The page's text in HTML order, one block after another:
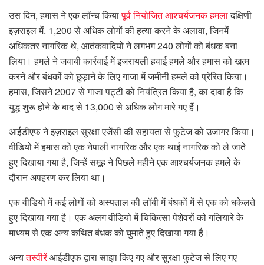
उस दिन, हमास ने एक लॉन्च कियापूर्व नियोजित आश्चर्यजनक हमलादक्षिणी
इज़राइल में. 1,200 से अधिक लोगों की हत्या करने के अलावा, जिनमें
अधिकतर नागरिक थे, आतंकवादियों ने लगभग 240 लोगों को बंधक बना
लिया। हमले ने जवाबी कार्रवाई में इजरायली हवाई हमले और हमास को खत्म
करने और बंधकों को छुड़ाने के लिए गाजा में जमीनी हमले को प्रेरित किया।
हमास, जिसने 2007 से गाजा पट्टी को नियंत्रित किया है, का दावा है कि
युद्ध शुरू होने के बाद से 13,000 से अधिक लोग मारे गए हैं।
आईडीएफ ने इज़राइल सुरक्षा एजेंसी की सहायता से फुटेज को उजागर किया।
वीडियो में हमास को एक नेपाली नागरिक और एक थाई नागरिक को ले जाते
हुए दिखाया गया है, जिन्हें समूह ने पिछले महीने एक आश्चर्यजनक हमले के
दौरान अपहरण कर लिया था।
एक वीडियो में कई लोगों को अस्पताल की लॉबी में बंधकों में से एक को धकेलते
हुए दिखाया गया है। एक अलग वीडियो में चिकित्सा पेशेवरों को गलियारे के
माध्यम से एक अन्य कथित बंधक को घुमाते हुए दिखाया गया है।
अन्यतस्वीरेंआईडीएफ द्वारा साझा किए गए और सुरक्षा फुटेज से लिए गए